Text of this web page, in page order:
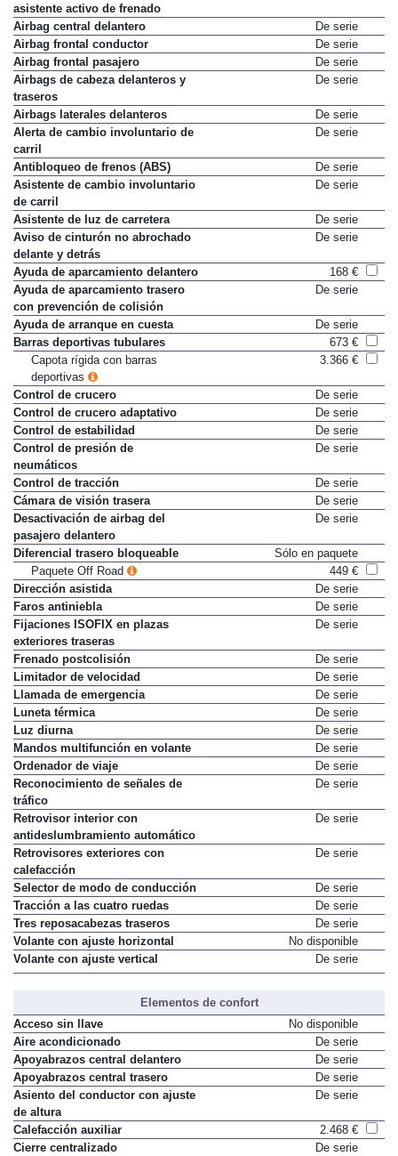
asistente activo de frenado
Airbag central delantero
De serie
Airbag frontal conductor
De serie
Airbag frontal pasajero
De serie
Airbags de cabeza delanteros y
traseros
De serie
Airbags laterales delanteros
De serie
Alerta de cambio involuntario de
carril
De serie
Antibloqueo de frenos (ABS)
De serie
Asistente de cambio involuntario
de carril
De serie
Asistente de luz de carretera
De serie
Aviso de cinturón no abrochado
delante y detrás
De serie
Ayuda de aparcamiento delantero
168 €
Ayuda de aparcamiento trasero
con prevención de colisión
De serie
Ayuda de arranque en cuesta
De serie
Barras deportivas tubulares
673 €
Capota rígida con barras
deportivas
3.366 €
Control de crucero
De serie
Control de crucero adaptativo
De serie
Control de estabilidad
De serie
Control de presión de
neumáticos
De serie
Control de tracción
De serie
Cámara de visión trasera
De serie
Desactivación de airbag del
pasajero delantero
De serie
Diferencial trasero bloqueable
Sólo en paquete
Paquete Off Road
449 €
Dirección asistida
De serie
Faros antiniebla
De serie
Fijaciones ISOFIX en plazas
exteriores traseras
De serie
Frenado postcolisión
De serie
Limitador de velocidad
De serie
Llamada de emergencia
De serie
Luneta térmica
De serie
Luz diurna
De serie
Mandos multifunción en volante
De serie
Ordenador de viaje
De serie
Reconocimiento de señales de
tráfico
De serie
Retrovisor interior con
antideslumbramiento automático
De serie
Retrovisores exteriores con
calefacción
De serie
Selector de modo de conducción
De serie
Tracción a las cuatro ruedas
De serie
Tres reposacabezas traseros
De serie
Volante con ajuste horizontal
No disponible
Volante con ajuste vertical
De serie
Elementos de confort
Acceso sin llave
No disponible
Aire acondicionado
De serie
Apoyabrazos central delantero
De serie
Apoyabrazos central trasero
De serie
Asiento del conductor con ajuste
de altura
De serie
Calefacción auxiliar
2.468 €
Cierre centralizado
De serie